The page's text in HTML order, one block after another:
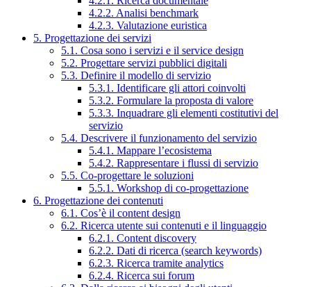
4.2.2. Analisi benchmark
4.2.3. Valutazione euristica
5. Progettazione dei servizi
5.1. Cosa sono i servizi e il service design
5.2. Progettare servizi pubblici digitali
5.3. Definire il modello di servizio
5.3.1. Identificare gli attori coinvolti
5.3.2. Formulare la proposta di valore
5.3.3. Inquadrare gli elementi costitutivi del
servizio
5.4. Descrivere il funzionamento del servizio
5.4.1. Mappare l’ecosistema
5.4.2. Rappresentare i flussi di servizio
5.5. Co-progettare le soluzioni
5.5.1. Workshop di co-progettazione
6. Progettazione dei contenuti
6.1. Cos’è il content design
6.2. Ricerca utente sui contenuti e il linguaggio
6.2.1. Content discovery
6.2.2. Dati di ricerca (search keywords)
6.2.3. Ricerca tramite analytics
6.2.4. Ricerca sui forum